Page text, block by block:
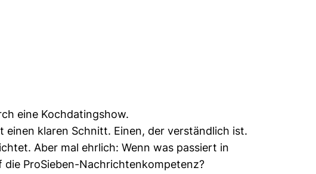
eine Kochdatingshow.
klaren Schnitt. Einen, der verständlich ist.
Aber mal ehrlich: Wenn was passiert in
die ProSieben-Nachrichtenkompetenz?